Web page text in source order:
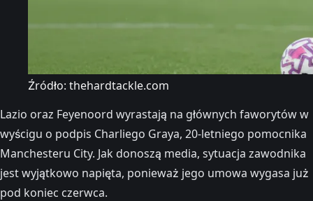
Źródło: thehardtackle.com
Lazio oraz Feyenoord wyrastają na głównych faworytów w
wyścigu o podpis Charliego Graya, 20-letniego pomocnika
Manchesteru City. Jak donoszą media, sytuacja zawodnika
jest wyjątkowo napięta, ponieważ jego umowa wygasa już
pod koniec czerwca.